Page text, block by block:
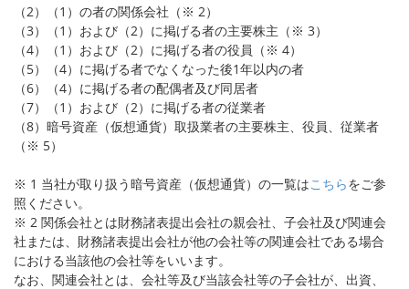
（2）（1）の者の関係会社（※ 2）
（3）（1）および（2）に掲げる者の主要株主（※ 3）
（4）（1）および（2）に掲げる者の役員（※ 4）
（5）（4）に掲げる者でなくなった後1年以内の者
（6）（4）に掲げる者の配偶者及び同居者
（7）（1）および（2）に掲げる者の従業者
（8）暗号資産（仮想通貨）取扱業者の主要株主、役員、従業者
（※ 5）
※ 1 当社が取り扱う暗号資産（仮想通貨）の一覧はこちらをご参
照ください。
※ 2 関係会社とは財務諸表提出会社の親会社、子会社及び関連会
社または、財務諸表提出会社が他の会社等の関連会社である場合
における当該他の会社等をいいます。
なお、関連会社とは、会社等及び当該会社等の子会社が、出資、